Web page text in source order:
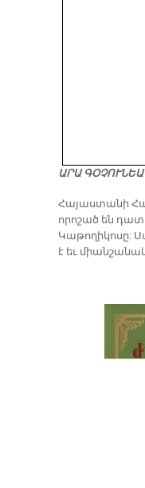
ԱՐԱ
​Հայաստանի
որոշած են
Կաթողիկոսը:
է եւ